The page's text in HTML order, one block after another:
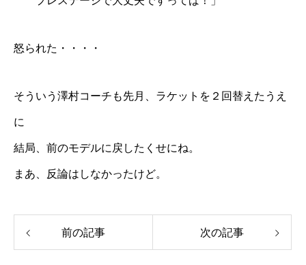
怒られた・・・・
そういう 澤村コーチ も先月、ラケットを２回替えたうえ
に
結局、前のモデルに戻したくせにね。
まあ、反論はしなかったけど。
前の記事 次の記事